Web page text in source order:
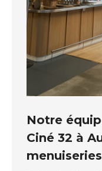
Notre
Ciné 32 à